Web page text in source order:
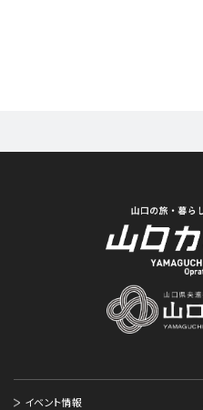
イベント情報